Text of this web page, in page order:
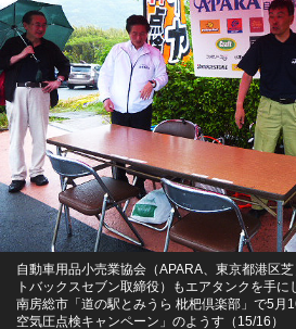
自動車用品小売業協会（APARA、東京都港区
トバックスセブン取締役）もエアタンクを手
南房総市「道の駅とみうら 枇杷倶楽部」で5月
空気圧点検キャンペーン」のようす（15/16）